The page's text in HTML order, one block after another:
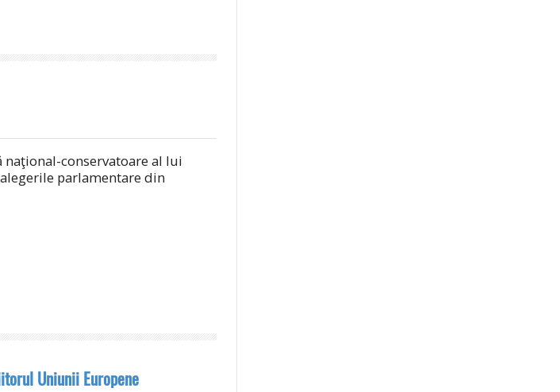
naţional-conservatoare al lui
parlamentare din
Uniunii Europene